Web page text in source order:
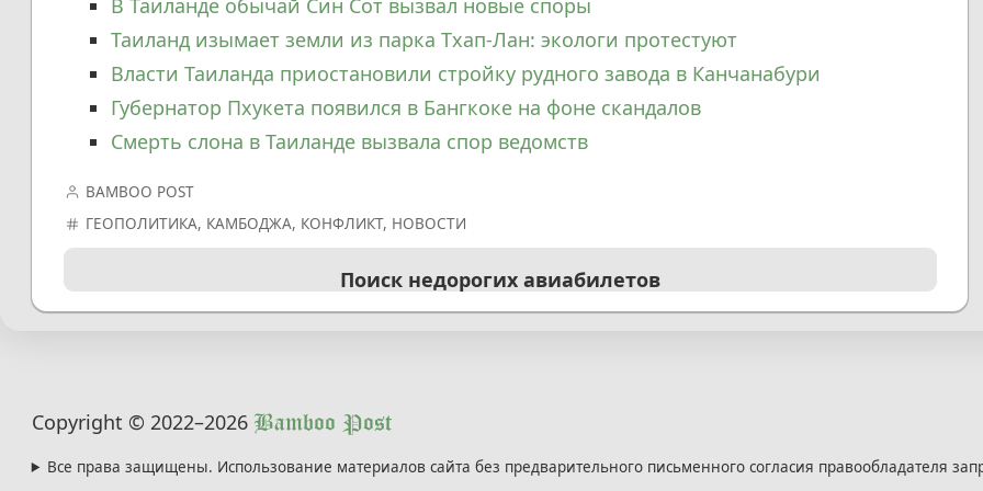
В Таиланде обычай Син Сот вызвал новые споры
Таиланд изымает земли из парка Тхап-Лан: экологи протестуют
Власти Таиланда приостановили стройку рудного завода в Канчанабури
Губернатор Пхукета появился в Бангкоке на фоне скандалов
Смерть слона в Таиланде вызвала спор ведомств
BAMBOO POST
ГЕОПОЛИТИКА, КАМБОДЖА, КОНФЛИКТ, НОВОСТИ
Поиск недорогих авиабилетов
Copyright © 2022–2026 Bamboo Post
Все права защищены. Использование материалов сайта без предварительного письменного согласия правообладателя